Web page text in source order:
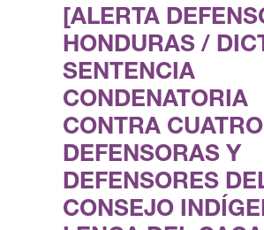
[ALERTA
HONDURAS /
SENTENCIA
CONDENATORIA
CONTRA CUATRO
DEFENSORAS Y
DEFENSORES
CONSEJO